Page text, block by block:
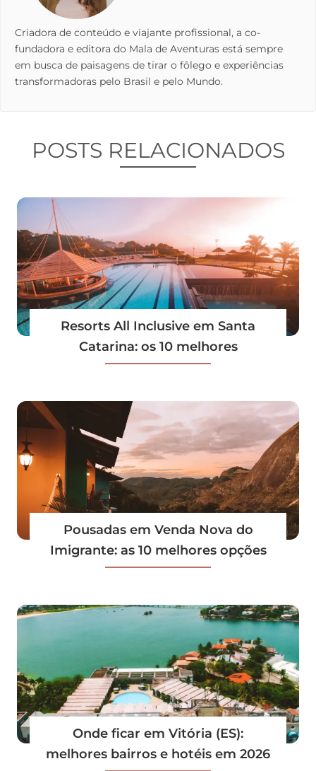
Criadora de conteúdo e viajante profissional, a co-
fundadora e editora do Mala de Aventuras está sempre
em busca de paisagens de tirar o fôlego e experiências
transformadoras pelo Brasil e pelo Mundo.
POSTS RELACIONADOS
Resorts All Inclusive em Santa
Catarina: os 10 melhores
Pousadas em Venda Nova do
Imigrante: as 10 melhores opções
Onde ficar em Vitória (ES):
melhores bairros e hotéis em 2026